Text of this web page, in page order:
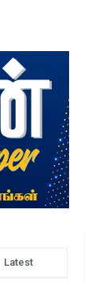
Latest